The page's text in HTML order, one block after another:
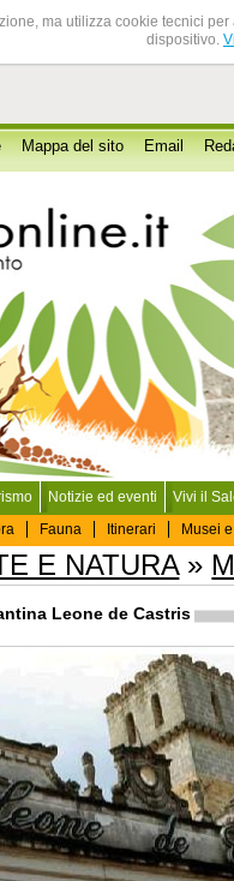
ma utilizza cookie tecnici
dispositivo.
Mappa del sito Email
Fauna Itinerari Musei
Notizie ed eventi Vivi il
E NATURA»
Leone de Castris